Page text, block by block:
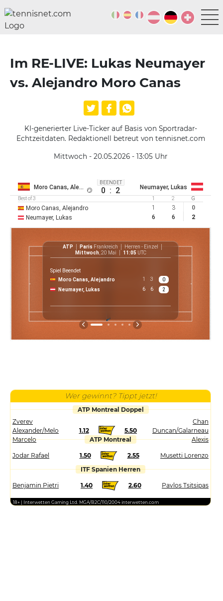
Im RE-LIVE: Lukas Neumayer
vs. Alejandro Moro Canas
KI-generierter Live-Ticker auf Basis von Sportradar-
Echtzeitdaten. Redaktionell betreut von tennisnet.com
Mittwoch - 20.05.2026 - 13:05 Uhr
Moro Canas, Alejandro
BEENDET
0 : 2 Neumayer, Lukas
Best of 3 1 2 G
Moro Canas, Alejandro 1 3
0
Neumayer, Lukas
6 6 2
ATP Paris Frankreich
Herren - Einzel
Mittwoch , 20 Mai 11:05 UTC
Spiel Beendet
Moro Canas, Alejandro
1 3
0
Neumayer, Lukas
6 6 2
Wer gewinnt? Tippt jetzt!
ATP Montreal Doppel
Zverev
Alexander/Melo
Marcelo
1.12 5.50
Chan
Duncan/Galarneau
Alexis
ATP Montreal
Jodar Rafael 1.50 2.55
Musetti Lorenzo
ITF Spanien Herren
Benjamin Pietri 1.40 2.60 Pavlos Tsitsipas
18+ | Interwetten Gaming Ltd. MGA/B2C/110/2004 interwetten.com